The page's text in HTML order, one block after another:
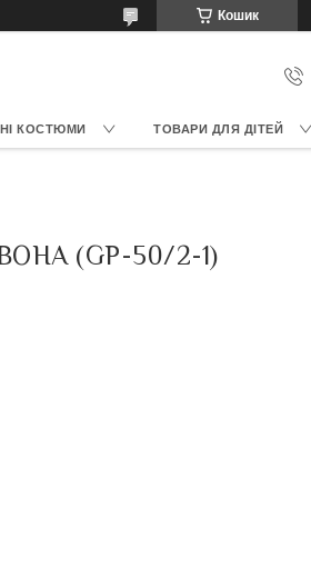
Кошик
КОСТЮМИ ТОВАРИ ДЛЯ ДІТЕЙ
(GP-50/2-1)